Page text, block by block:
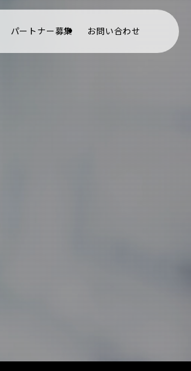
パートナー募集 お問い合わせ